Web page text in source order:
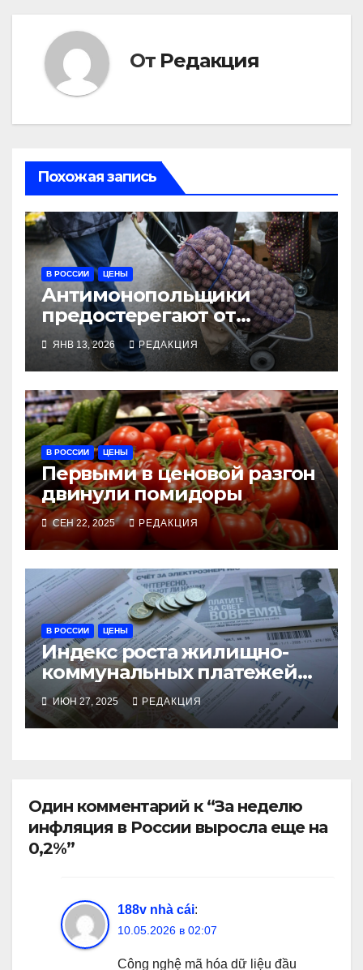
От Редакция
Похожая запись
В РОССИИ ЦЕНЫ
Антимонопольщики
предостерегают от
предсказаний роста цен
ЯНВ 13, 2026 РЕДАКЦИЯ
В РОССИИ ЦЕНЫ
Первыми в ценовой разгон
двинули помидоры
СЕН 22, 2025 РЕДАКЦИЯ
В РОССИИ ЦЕНЫ
Индекс роста жилищно-
коммунальных платежей
почти вдвое превысит
прогнозируемую
инфляцию
ИЮН 27, 2025 РЕДАКЦИЯ
Один комментарий к “За неделю
инфляция в России выросла еще на
0,2%”
188v nhà cái:
10.05.2026 в 02:07
Công nghệ mã hóa dữ liệu đầu